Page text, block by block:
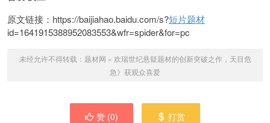
原文链接：https://baijiahao.baidu.com/s?短片题材
id=1641915388952083553&wfr=spider&for=pc
未经允许不得转载： 题材网 » 欢瑞世纪悬疑题材的创新突破之作，天目危
急》获观众喜爱
赞 (0) 打赏